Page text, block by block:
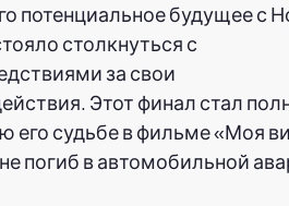
потенциальное будущее с
столкнуться с
за свои
Этот финал стал
его судьбе в фильме «Моя
погиб в автомобильной